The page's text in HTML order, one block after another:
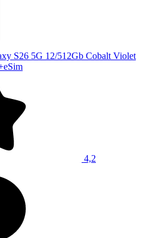
S26 5G 12/512Gb Cobalt Violet
4,2